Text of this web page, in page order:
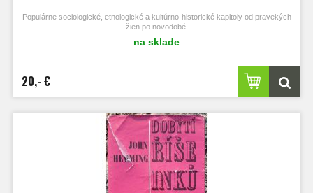
Populárne sociologické, etnologické a kultúrno-historické kapitolyod pravekých
žien po novodobé.
na sklade
20,- €